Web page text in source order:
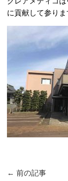
に貢献して参りま
← 前の記事